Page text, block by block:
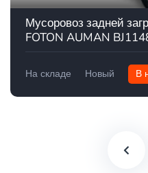
Мусоровоз задней
FOTON AUMAN
На складе Новый В